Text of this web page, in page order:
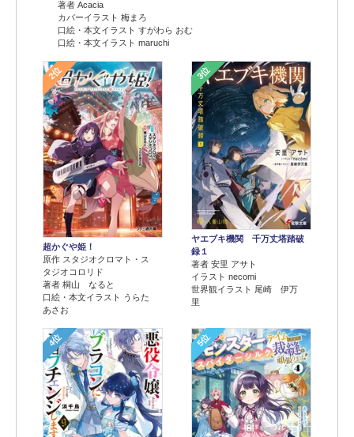
著者 Acacia
カバーイラスト 梅まろ
口絵・本文イラスト すがわら おむ
口絵・本文イラスト maruchi
2位
超かぐや姫！
原作 スタジオクロマト・ス
タジオコロリド
著者 桐山 なると
口絵・本文イラスト うらた
あさお
3位
ヤエブキ機関 千万丈塔踏破
録１
著者 安里 アサト
イラスト necomi
世界観イラスト 尾崎 伊万
里
4位 5位